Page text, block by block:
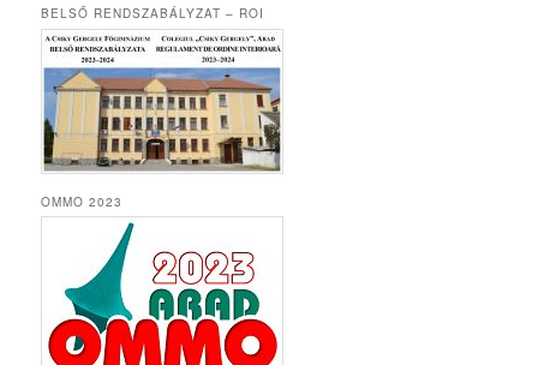
BELSŐ RENDSZABÁLYZAT – ROI
OMMO 2023